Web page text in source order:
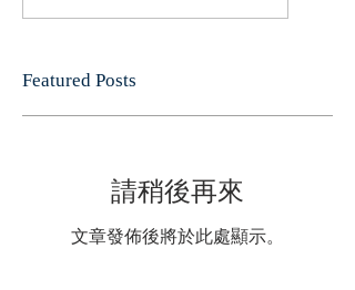
Featured Posts
請稍後再來
文章發佈後將於此處顯示。